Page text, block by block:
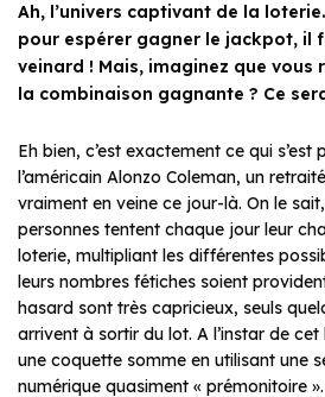
Ah, l’univers captivant de la
pour espérer gagner le jackpot, il
veinard ! Mais, imaginez que vous
la combinaison gagnante ? Ce
Eh bien, c’est exactement ce qui s’est
l’américain Alonzo Coleman, un
vraiment en veine ce jour-là. On le
personnes tentent chaque jour leur
loterie, multipliant les différentes
leurs nombres fétiches soient
hasard sont très capricieux, seuls
arrivent à sortir du lot. A l’instar de
une coquette somme en utilisant une
numérique quasiment « prémonitoire